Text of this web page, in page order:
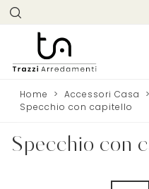
Home > Accessori Casa >
Specchio con capitello
Specchio con